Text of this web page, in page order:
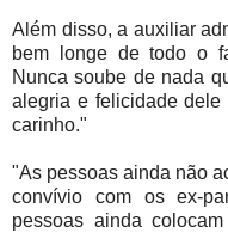
Além disso, a auxiliar
bem longe de todo o
Nunca soube de nada
alegria e felicidade
carinho."
"As pessoas ainda não
convívio com os ex-
pessoas ainda